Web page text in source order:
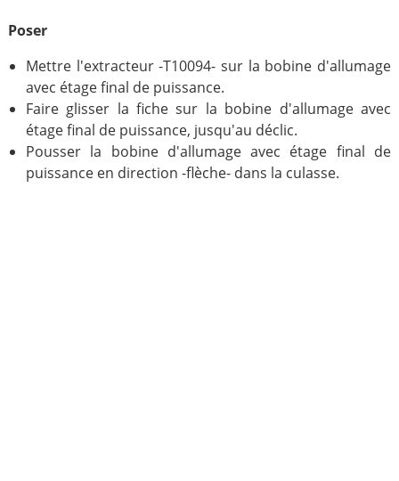
Poser
Mettre l'extracteur -T10094- sur la bobine d'allumage
avec étage final de puissance.
Faire glisser la fiche sur la bobine d'allumage avec
étage final de puissance, jusqu'au déclic.
Pousser la bobine d'allumage avec étage final de
puissance en direction -flèche- dans la culasse.